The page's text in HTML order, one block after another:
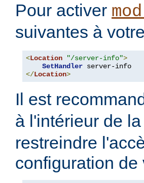
Pour activer
suivantes à
<Location "/server-info">
SetHandler
</Location>
Il est
à l'intérieur de
restreindre
configuration de